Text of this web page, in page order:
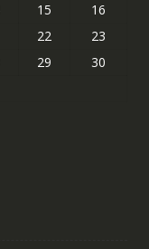
15
16
22
23
29
30